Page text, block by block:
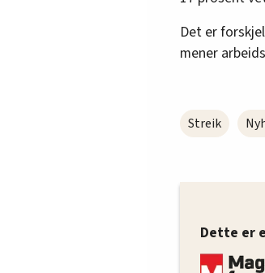
Det er
mener
Streik
Dette er